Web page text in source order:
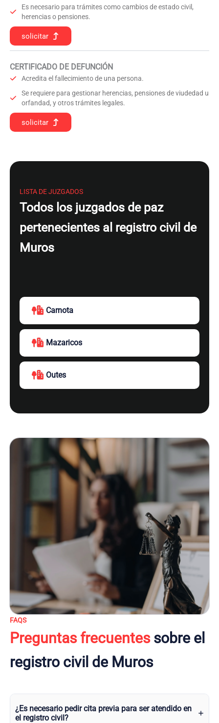
Es necesario para trámites como cambios de estado civil,
herencias o pensiones.
solicitar
CERTIFICADO DE DEFUNCIÓN
Acredita el fallecimiento de una persona.
Se requiere para gestionar herencias, pensiones de viudedad u
orfandad, y otros trámites legales.
solicitar
LISTA DE JUZGADOS
Todos los juzgados de paz
pertenecientes al registro civil de
Muros
Carnota
Mazaricos
Outes
FAQS
Preguntas frecuentessobre el
registro civil de Muros
¿Es necesario pedir cita previa para ser atendido en
el registro civil?